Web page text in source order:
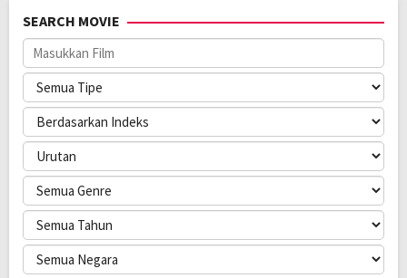
Bahasa:
English
Direksi:
Michael Kvamme
Pemain:
Brenda Song,Dustin Milligan,Simon Rex
SEARCH MOVIE